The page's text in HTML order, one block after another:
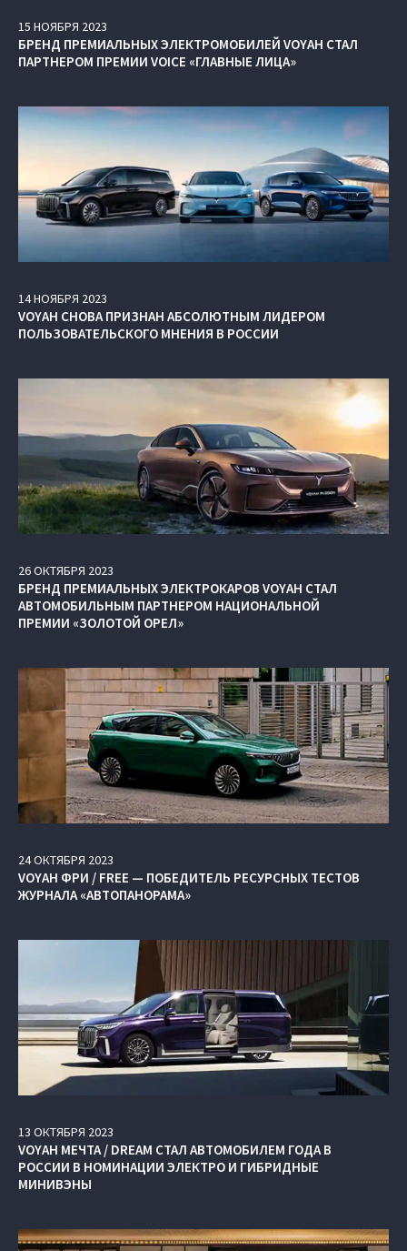
15 НОЯБРЯ 2023
БРЕНД ПРЕМИАЛЬНЫХ ЭЛЕКТРОМОБИЛЕЙ VOYAH СТАЛ
ПАРТНЕРОМ ПРЕМИИ VOICE «ГЛАВНЫЕ ЛИЦА»
14НОЯБРЯ 2023
VOYAH СНОВА ПРИЗНАН АБСОЛЮТНЫМ ЛИДЕРОМ
ПОЛЬЗОВАТЕЛЬСКОГО МНЕНИЯ В РОССИИ
26ОКТЯБРЯ 2023
БРЕНД ПРЕМИАЛЬНЫХ ЭЛЕКТРОКАРОВ VOYAH СТАЛ
АВТОМОБИЛЬНЫМ ПАРТНЕРОМ НАЦИОНАЛЬНОЙ
ПРЕМИИ «ЗОЛОТОЙ ОРЕЛ»
24ОКТЯБРЯ 2023
VOYAH ФРИ / FREE — ПОБЕДИТЕЛЬ РЕСУРСНЫХ ТЕСТОВ
ЖУРНАЛА «АВТОПАНОРАМА»
13 ОКТЯБРЯ 2023
VOYAH МЕЧТА / DREAM СТАЛ АВТОМОБИЛЕМ ГОДА В
РОССИИ В НОМИНАЦИИ ЭЛЕКТРО И ГИБРИДНЫЕ
МИНИВЭНЫ